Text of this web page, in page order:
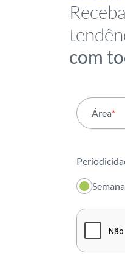
com
Área*